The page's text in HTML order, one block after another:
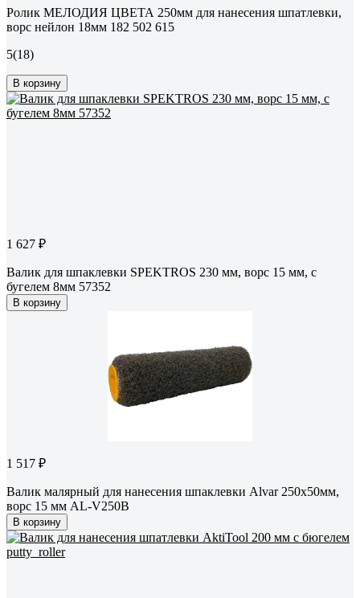
Ролик МЕЛОДИЯ ЦВЕТА 250мм для нанесения шпатлевки,
ворс нейлон 18мм 182 502 615
5(18)
В корзину
1 627 ₽
Валик для шпаклевки SPEKTROS 230 мм, ворс 15 мм, с
бугелем 8мм 57352
В корзину
1 517 ₽
Валик малярный для нанесения шпаклевки Alvar 250х50мм,
ворс 15 мм AL-V250B
В корзину